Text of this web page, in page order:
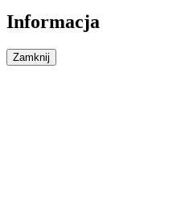
Informacja
Zamknij